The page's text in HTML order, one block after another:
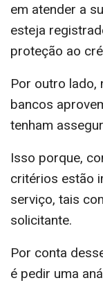
em atender a
esteja
proteção ao
Por outro lado,
bancos
tenham
Isso porque,
critérios estão
serviço, tais
solicitante.
Por conta
é pedir uma